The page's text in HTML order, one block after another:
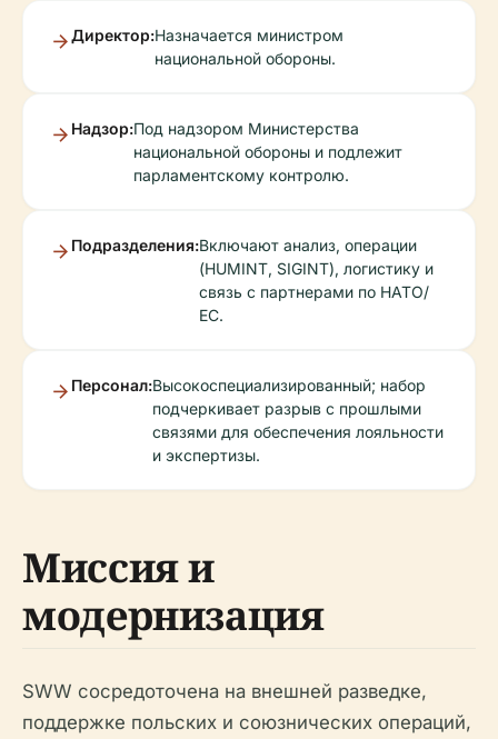
Директор:Назначается министром
национальной обороны.
Надзор:Под надзором Министерства
национальной обороны и подлежит
парламентскому контролю.
Подразделения:Включают анализ, операции
(HUMINT, SIGINT), логистику и
связь с партнерами по НАТО/
ЕС.
Персонал:Высокоспециализированный; набор
подчеркивает разрыв с прошлыми
связями для обеспечения лояльности
и экспертизы.
Миссия и
модернизация
SWW сосредоточена на внешней разведке,
поддержке польских и союзнических операций,